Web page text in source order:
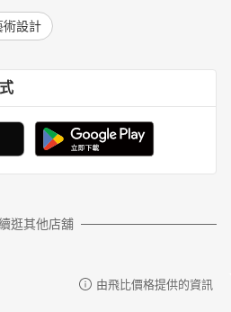
術設計
逛其他店舖
由飛比價格提供的資訊